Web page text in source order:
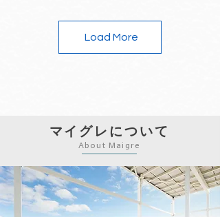
Load More
About Maigre
​マイグレについて